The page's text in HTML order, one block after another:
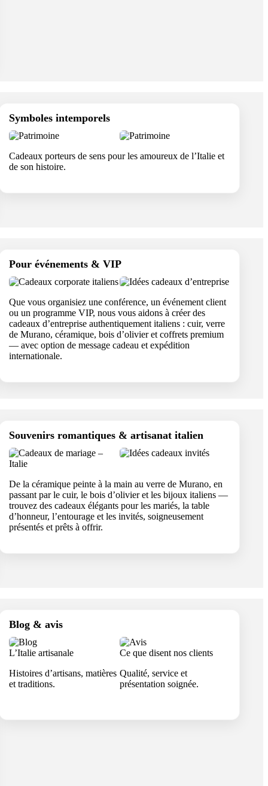
Symboles intemporels
Cadeaux porteurs de sens pour les amoureux de l’Italie et
de son histoire.
Pour événements & VIP
Que vous organisiez une conférence, un événement client
ou un programme VIP, nous vous aidons à créer des
cadeaux d’entreprise authentiquement italiens : cuir, verre
de Murano, céramique, bois d’olivier et coffrets premium
— avec option de message cadeau et expédition
internationale.
Souvenirs romantiques & artisanat italien
De la céramique peinte à la main au verre de Murano, en
passant par le cuir, le bois d’olivier et les bijoux italiens —
trouvez des cadeaux élégants pour les mariés, la table
d’honneur, l’entourage et les invités, soigneusement
présentés et prêts à offrir.
Blog & avis
L’Italie artisanale
Histoires d’artisans, matières
et traditions.
Ce que disent nos clients
Qualité, service et
présentation soignée.